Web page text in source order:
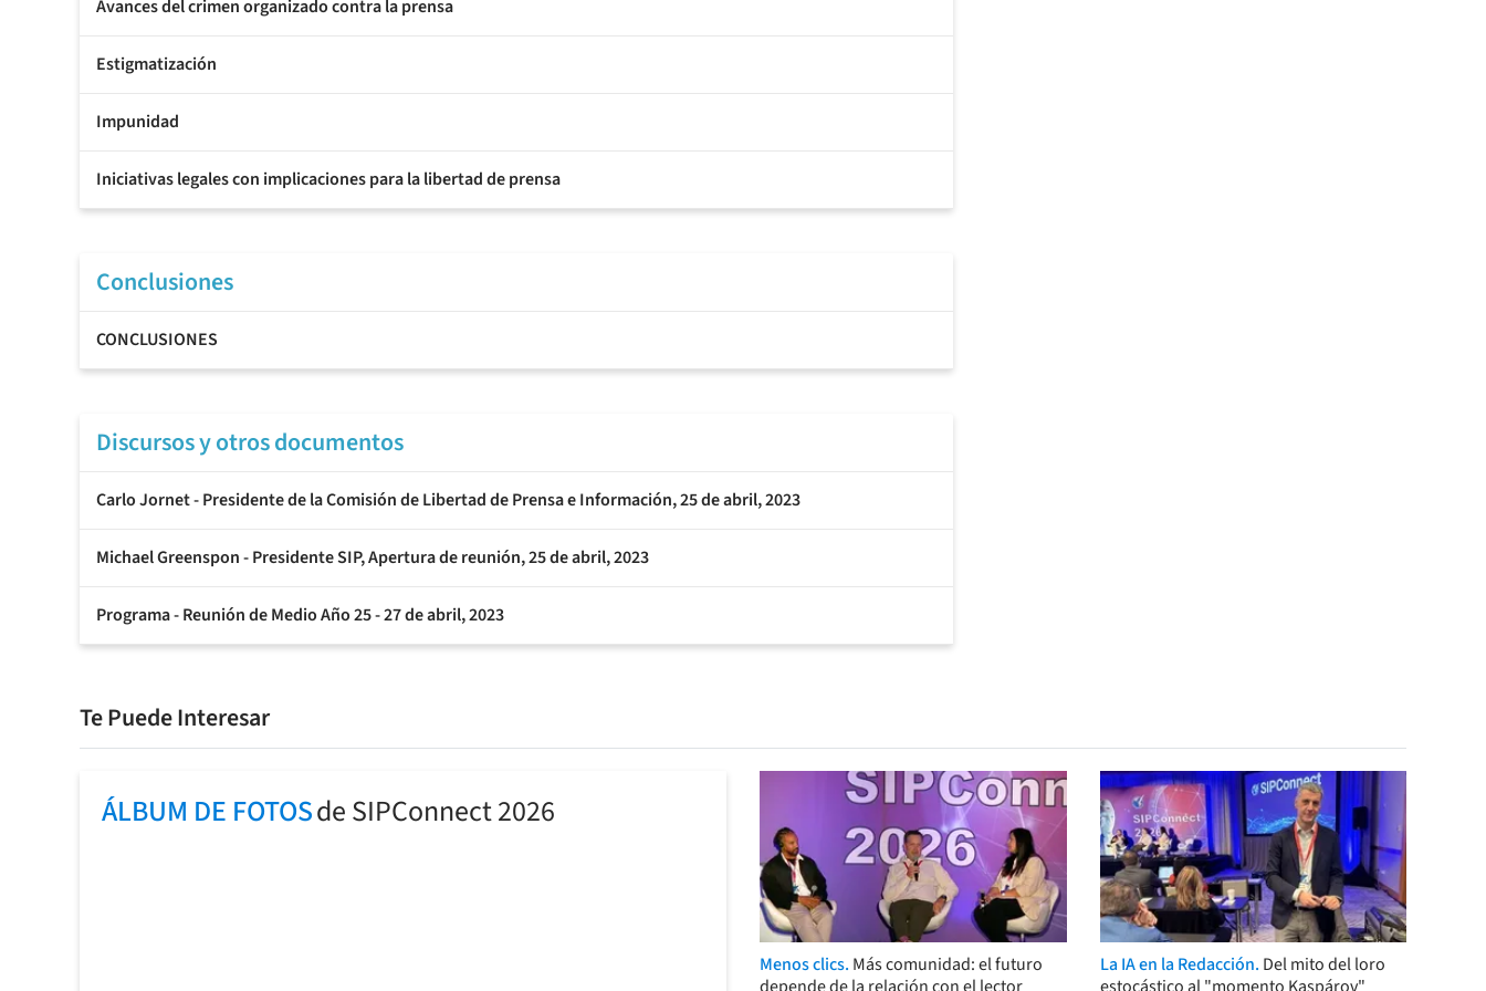
Avances del crimen organizado contra la prensa
Estigmatización
Impunidad
Iniciativas legales con implicaciones para la libertad de prensa
Conclusiones
CONCLUSIONES
Discursos y otros documentos
Carlo Jornet - Presidente de la Comisión de Libertad de Prensa e Información, 25 de abril, 2023
Michael Greenspon - Presidente SIP, Apertura de reunión, 25 de abril, 2023
Programa - Reunión de Medio Año 25 - 27 de abril, 2023
Te Puede Interesar
ÁLBUM DE FOTOSde SIPConnect 2026
Menos clics. Más comunidad: el futuro
La IA en la Redacción. Del mito del loro